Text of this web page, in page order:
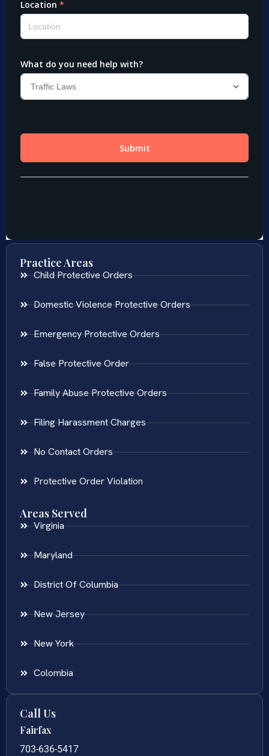
Practice Areas
Child Protective Orders
Domestic Violence Protective Orders
Emergency Protective Orders
False Protective Order
Family Abuse Protective Orders
Filing Harassment Charges
No Contact Orders
Protective Order Violation
Areas Served
Virginia
Maryland
District Of Columbia
New Jersey
New York
Colombia
Call Us
Fairfax
703-636-5417